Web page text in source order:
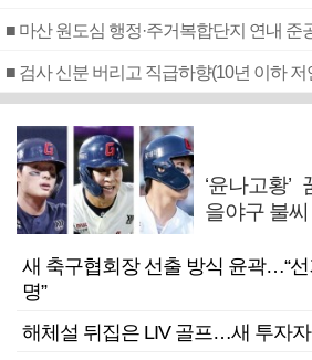
■ 마산 원도심 행정·주거복합단지 연내 준
‘윤나고황
을야구 불
새 축구협회장 선출 방식 윤곽…“
명”
해체설 뒤집은 LIV 골프…새 투자자